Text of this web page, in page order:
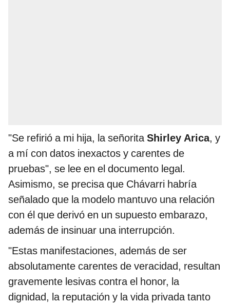
"Se refirió a mi hija, la señoritaShirley Arica, y
a mí con datos inexactos y carentes de
pruebas", se lee en el documento legal.
Asimismo, se precisa que Chávarri habría
señalado que la modelo mantuvo una relación
con él que derivó en un supuesto embarazo,
además de insinuar una interrupción.
"Estas manifestaciones, además de ser
absolutamente carentes de veracidad, resultan
gravemente lesivas contra el honor, la
dignidad, la reputación y la vida privada tanto